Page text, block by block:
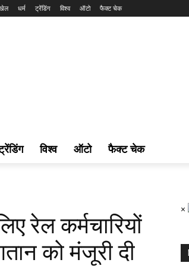
धर्म ट्रेंडिंग विश्व ऑटो फैक्ट चेक
विश्व ऑटो फैक्ट चेक
रेल कर्मचारियों
को मंजूरी दी
×